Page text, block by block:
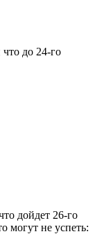
до 24-го
дойдет 26-го
могут не успеть: